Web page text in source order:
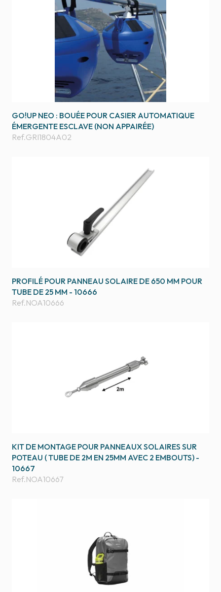
GO!UP NEO : BOUÉE POUR CASIER AUTOMATIQUE
ÉMERGENTE ESCLAVE (NON APPAIRÉE)
Ref.GRI1804A02
PROFILÉ POUR PANNEAU SOLAIRE DE 650 MM POUR
TUBE DE 25 MM - 10666
Ref.NOA10666
KIT DE MONTAGE POUR PANNEAUX SOLAIRES SUR
POTEAU ( TUBE DE 2M EN 25MM AVEC 2 EMBOUTS) -
10667
Ref.NOA10667